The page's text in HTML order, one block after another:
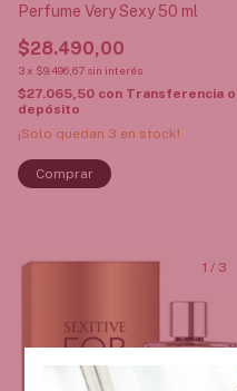
Perfume Very Sexy 50 ml
$28.490,00
3 x $9.496,67 sin interés
$27.065,50 con Transferencia o
depósito
¡Solo quedan 3 en stock!
1 / 3